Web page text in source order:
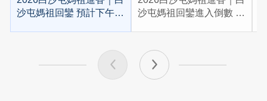
沙屯媽祖回鑾 預計下午
沙屯媽祖回鑾進入倒數 預